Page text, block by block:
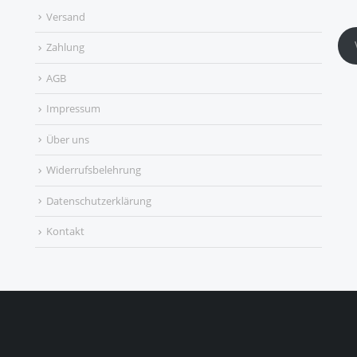
Versand
Zahlung
AGB
Impressum
Über uns
Widerrufsbelehrung
Datenschutzerklärung
Kontakt